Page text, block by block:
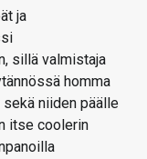
ja
sillä valmistaja
homma
niiden päälle
itse coolerin